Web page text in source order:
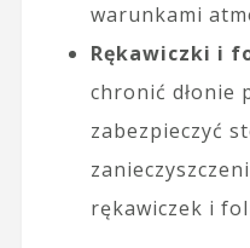
warunkami
Rękawiczki i
chronić dłonie
zabezpieczyć
rękawiczek i